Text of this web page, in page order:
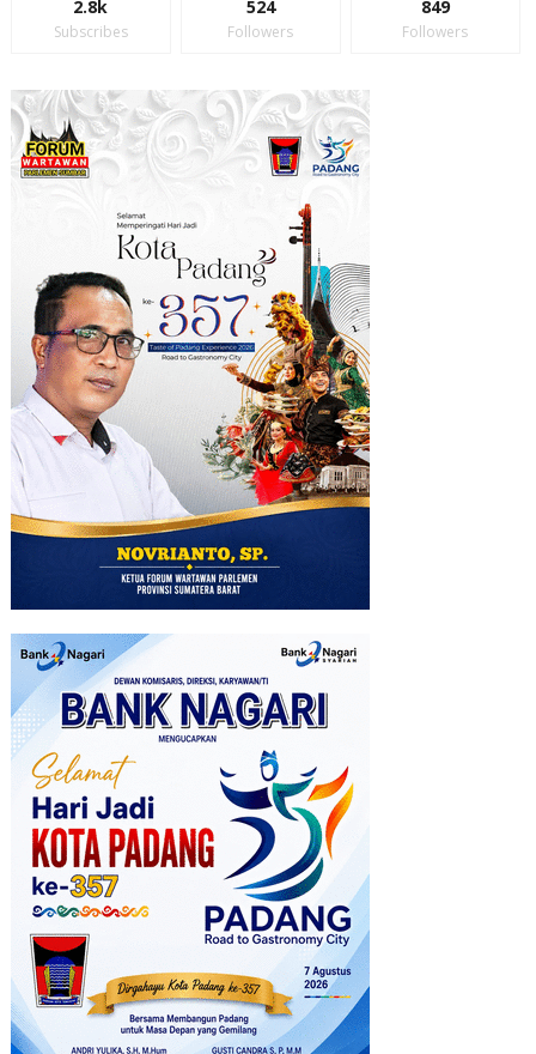
2.8k
Subscribes
524
Followers
849
Followers